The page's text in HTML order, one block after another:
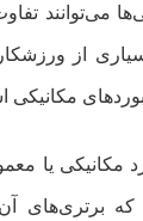
می‌توانند
بسیاری از
مکانیکی
مکانیکی یا
برتری‌های آن